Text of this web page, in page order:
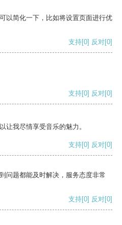
以简化一下，比如将设置页面进行优
支持[0] 反对[0]
支持[0] 反对[0]
让我尽情享受音乐的魅力。
支持[0] 反对[0]
问题都能及时解决，服务态度非常
支持[0] 反对[0]